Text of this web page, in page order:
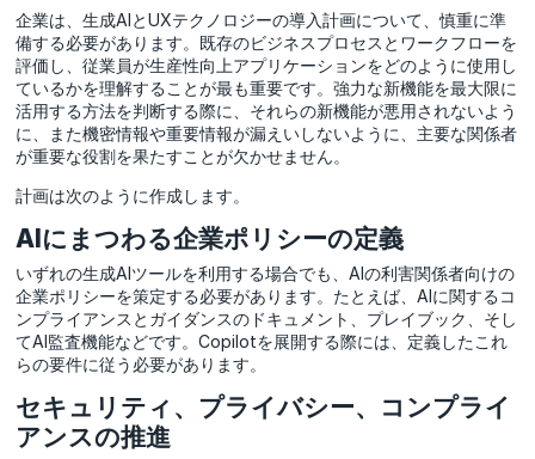
企業は、生成AIとUXテクノロジーの導入計画について、慎重に準
備する必要があります。既存のビジネスプロセスとワークフローを
評価し、従業員が生産性向上アプリケーションをどのように使用し
ているかを理解することが最も重要です。強力な新機能を最大限に
活用する方法を判断する際に、それらの新機能が悪用されないよう
に、また機密情報や重要情報が漏えいしないように、主要な関係者
が重要な役割を果たすことが欠かせません。
計画は次のように作成します。
AIにまつわる企業ポリシーの定義
いずれの生成AIツールを利用する場合でも、AIの利害関係者向けの
企業ポリシーを策定する必要があります。たとえば、AIに関するコ
ンプライアンスとガイダンスのドキュメント、プレイブック、そし
てAI監査機能などです。Copilotを展開する際には、定義したこれ
らの要件に従う必要があります。
セキュリティ、プライバシー、コンプライ
アンスの推進